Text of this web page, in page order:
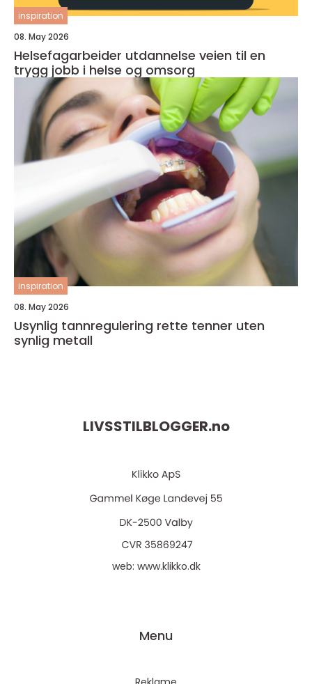
inspiration
08. May 2026
Helsefagarbeider utdannelse veien til en
trygg jobb i helse og omsorg
inspiration
08. May 2026
Usynlig tannregulering rette tenner uten
synlig metall
LIVSSTILBLOGGER.no
web: www.klikko.dk
Menu